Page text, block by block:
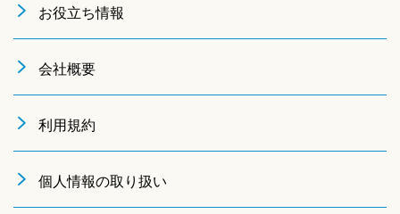
お役立ち情報
会社概要
利用規約
個人情報の取り扱い